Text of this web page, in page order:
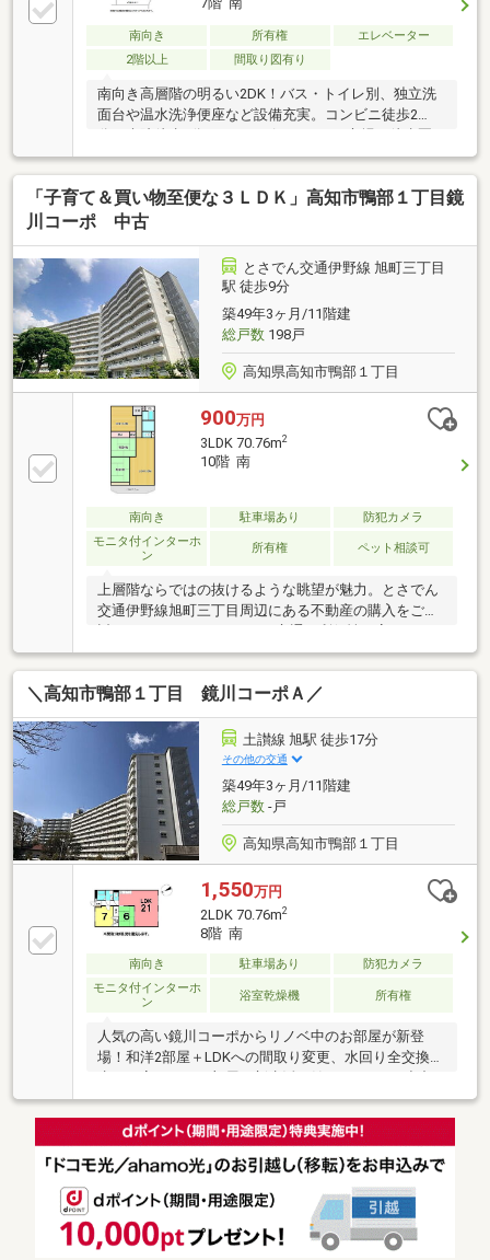
南向き 所有権
エレベーター
2階以上
間取り図有り
南向き高層階の明るい2DK！バス・トイレ別、独立洗
面台や温水洗浄便座など設備充実。コンビニ徒歩2
内！利便性と快適さを兼ね備えた好立地です♪
「子育て＆買い物至便な３ＬＤＫ」高知市鴨部１丁目鏡
川コーポ 中古
とさでん交通伊野線 旭町三丁目
駅 徒歩9分
築49年3ヶ月/11階建
総戸数198戸
高知県高知市鴨部１丁目
900万円
3LDK 70.76m2
10階 南
南向き 駐車場あり
防犯カメラ
モニタ付インターホ
ン
所有権 ペット相談可
上層階ならではの抜けるような眺望が魅力。とさでん
交通伊野線旭町三丁目周辺にある不動産の購入をご検
め、快適な暮らしができます♪ぜひお気軽にご連絡く
ださい(^^)
＼高知市鴨部１丁目 鏡川コーポＡ／
土讃線 旭駅 徒歩17分
その他の交通
築49年3ヶ月/11階建
総戸数-戸
高知県高知市鴨部１丁目
1,550万円
2LDK 70.76m2
8階 南
南向き 駐車場あり
防犯カメラ
モニタ付インターホ
ン
浴室乾燥機 所有権
人気の高い鏡川コーポからリノベ中のお部屋が新登
場！和洋2部屋＋LDKへの間取り変更、水回り全交換で
学校、スーパーやコンビニ等近く便利な立地です！